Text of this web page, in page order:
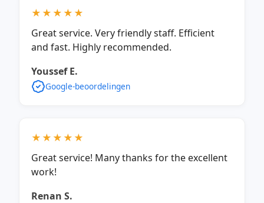
★★★★★
Great service. Very friendly staff. Efficient
and fast. Highly recommended.
Youssef E.
Google-beoordelingen
★★★★★
Great service! Many thanks for the excellent
work!
Renan S.